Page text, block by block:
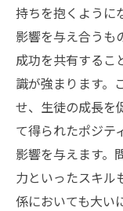
持ちを抱くように
影響を与え合うも
成功を共有するこ
識が強まります。
せ、生徒の成長を
て得られたポジテ
影響を与えます。
力といったスキル
係においても大い